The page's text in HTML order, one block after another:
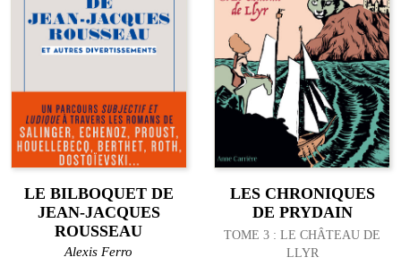
LE BILBOQUET DE
JEAN-JACQUES
ROUSSEAU
Alexis Ferro
LES CHRONIQUES
DE PRYDAIN
TOME 3 : LE CHÂTEAU DE
LLYR